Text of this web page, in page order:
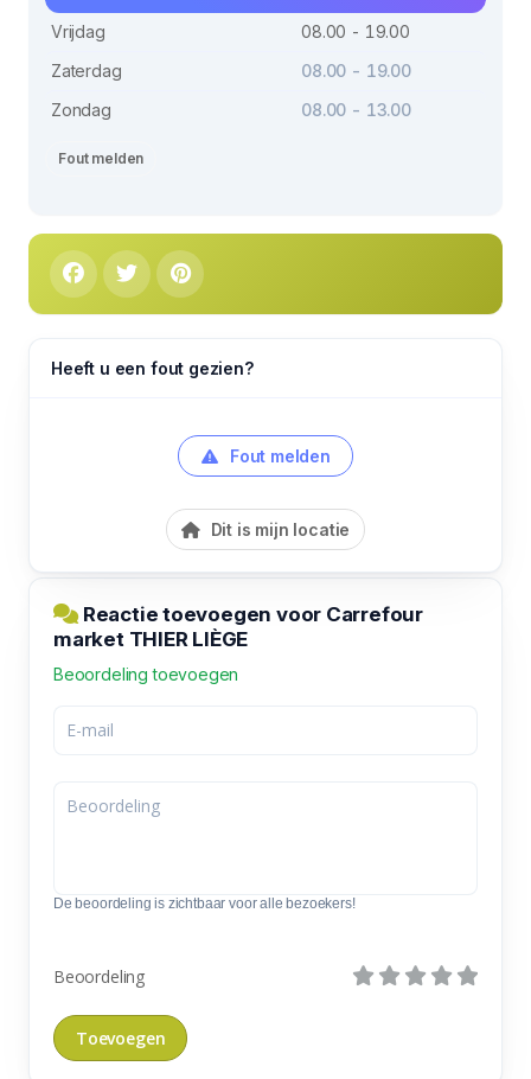
Vrijdag
08.00 - 19.00
Zaterdag
08.00 - 19.00
Zondag
08.00 - 13.00
Fout melden
Heeft u een fout gezien?
Fout melden
Dit is mijn locatie
Reactie toevoegen voor Carrefour
market THIER LIÈGE
Beoordeling toevoegen
De beoordeling is zichtbaar voor alle bezoekers!
Beoordeling